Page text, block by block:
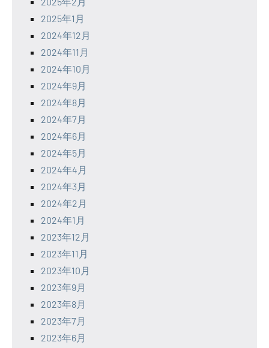
2025年1月
2024年12月
2024年11月
2024年10月
2024年9月
2024年8月
2024年7月
2024年6月
2024年5月
2024年4月
2024年3月
2024年2月
2024年1月
2023年12月
2023年11月
2023年10月
2023年9月
2023年8月
2023年7月
2023年6月